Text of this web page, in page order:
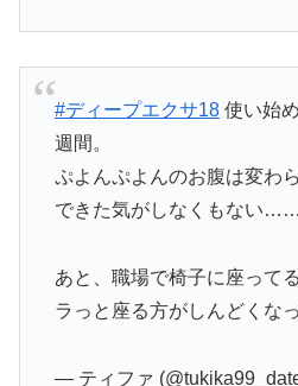
#ディープエクサ18使い始
週間。
ぷよんぷよんのお腹は変わ
できた気がしなくもない
あと、職場で椅子に座って
ラっと座る方がしんどくな
— ティファ